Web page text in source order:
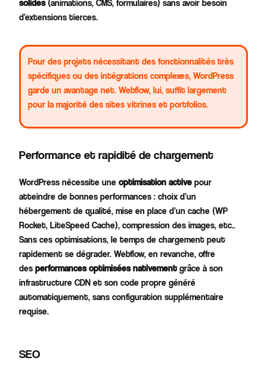
solides(animations, CMS, formulaires) sans avoir besoin
d’extensions tierces.
Pour des projets nécessitant des fonctionnalités très
spécifiques ou des intégrations complexes, WordPress
garde un avantage net. Webflow, lui, suffit largement
pour la majorité des sites vitrines et portfolios.
Performance et rapidité de chargement
WordPress nécessite uneoptimisation active pour
atteindre de bonnes performances : choix d’un
hébergement de qualité, mise en place d’un cache (WP
Rocket, LiteSpeed Cache), compression des images, etc..
Sans ces optimisations, le temps de chargement peut
rapidement se dégrader. Webflow, en revanche, offre
desperformances optimisées nativement grâce à son
infrastructure CDN et son code propre généré
automatiquement, sans configuration supplémentaire
requise.
SEO